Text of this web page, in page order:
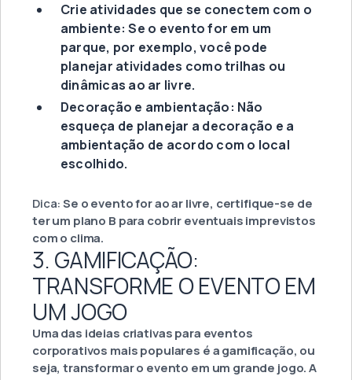
Crie atividades que se conectem com o
ambiente: Se o evento for em um
parque, por exemplo, você pode
planejar atividades como trilhas ou
dinâmicas ao ar livre.
Decoração e ambientação: Não
esqueça de planejar a decoração e a
ambientação de acordo com o local
escolhido.
Dica:Se o evento for ao ar livre, certifique-se de
ter um plano B para cobrir eventuais imprevistos
com o clima.
3. GAMIFICAÇÃO:
TRANSFORME O EVENTO EM
UM JOGO
Uma das ideias criativas para eventos
corporativos mais populares é a gamificação, ou
seja, transformar o evento em um grande jogo. A